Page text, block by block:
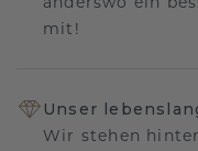
mit!
Unser
Wir stehen